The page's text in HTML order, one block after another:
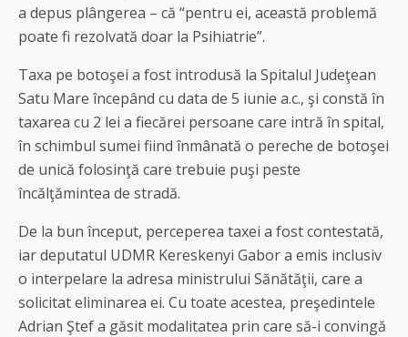
a depus plângerea – că “pentru ei, această problemă
poate fi rezolvată doar la Psihiatrie”.
Taxa pe botoşei a fost introdusă la Spitalul Judeţean
Satu Mare începând cu data de 5 iunie a.c., şi constă în
taxarea cu 2 lei a fiecărei persoane care intră în spital,
în schimbul sumei fiind înmânată o pereche de botoşei
de unică folosinţă care trebuie puşi peste
încălţămintea de stradă.
De la bun început, perceperea taxei a fost contestată,
iar deputatul UDMR Kereskenyi Gabor a emis inclusiv
o interpelare la adresa ministrului Sănătăţii, care a
solicitat eliminarea ei. Cu toate acestea, preşedintele
Adrian Ştef a găsit modalitatea prin care să-i convingă